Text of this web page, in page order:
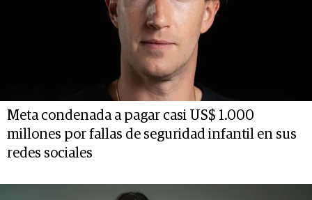
Meta condenada a pagar casi US$ 1.000
millones por fallas de seguridad infantil en sus
redes sociales